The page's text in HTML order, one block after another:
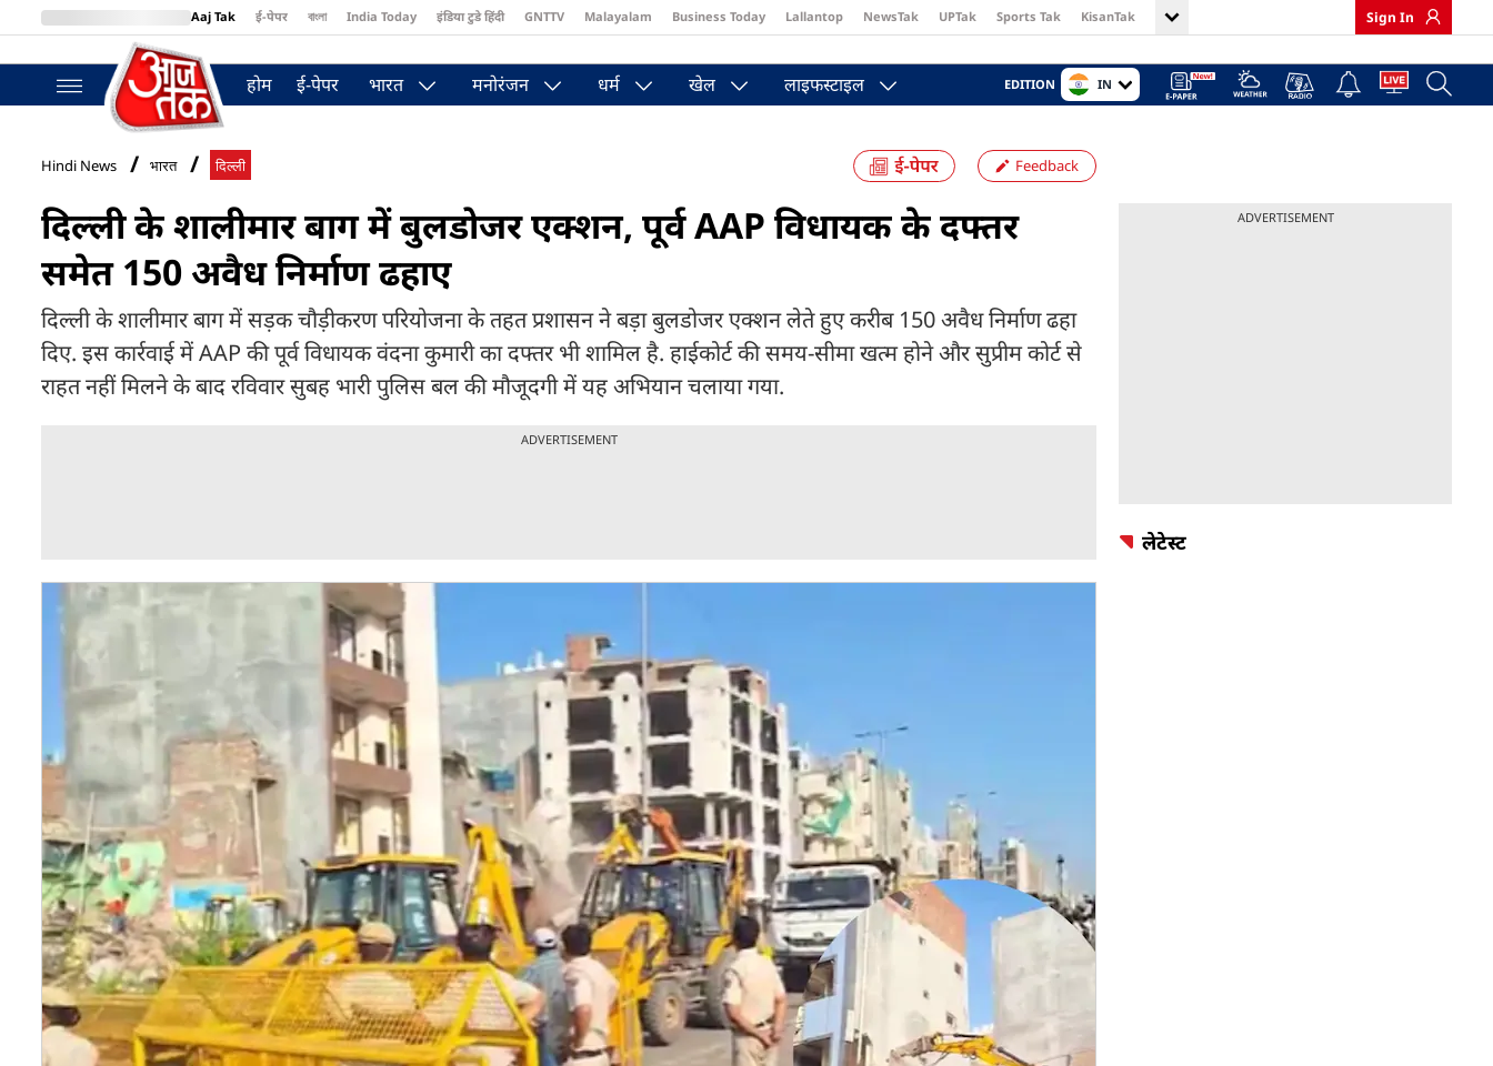
Aaj Tak ई-पेपर বাংলা India Today इंडिया टुडे हिंदी GNTTV Malayalam Business Today Lallantop NewsTak UPTak Sports Tak KisanTak
BT Bazaar
Sign In
होम ई-पेपर भारत मनोरंजन धर्म खेल लाइफस्टाइल EDITION IN
Hindi News भारत दिल्ली Feedback
दिल्ली के शालीमार बाग में बुलडोजर एक्शन, पूर्व AAP विधायक के दफ्तर
समेत 150 अवैध निर्माण ढहाए
दिल्ली के शालीमार बाग में सड़क चौड़ीकरण परियोजना के तहत प्रशासन ने बड़ा बुलडोजर एक्शन लेते हुए करीब 150 अवैध निर्माण ढहा
दिए. इस कार्रवाई में AAP की पूर्व विधायक वंदना कुमारी का दफ्तर भी शामिल है. हाईकोर्ट की समय-सीमा खत्म होने और सुप्रीम कोर्ट से
राहत नहीं मिलने के बाद रविवार सुबह भारी पुलिस बल की मौजूदगी में यह अभियान चलाया गया.
ADVERTISEMENT
ADVERTISEMENT
लेटेस्ट